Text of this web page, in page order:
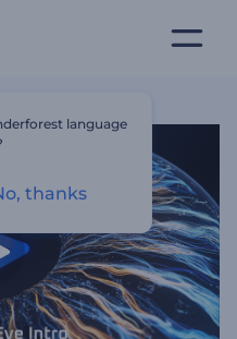
language
thanks